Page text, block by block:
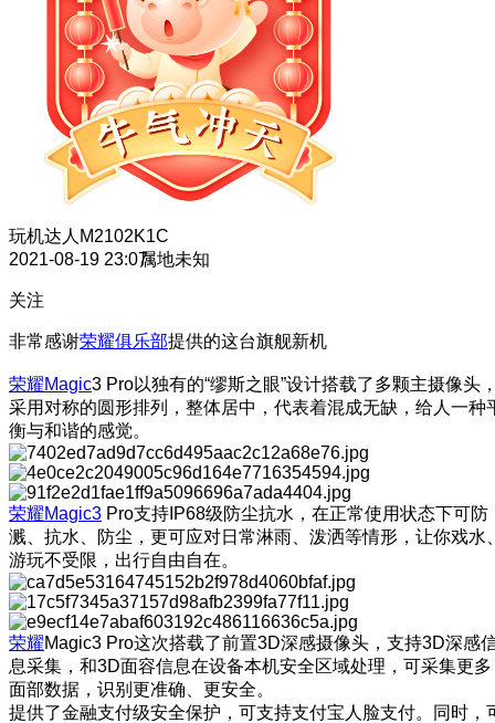
玩机达人 M2102K1C
2021-08-19 23:07属地未知
关注
非常感谢荣耀俱乐部提供的这台旗舰新机
荣耀Magic3 Pro以独有的“缪斯之眼”设计搭载了多颗主摄像头
采用对称的圆形排列，整体居中，代表着混成无缺，给人一种
衡与和谐的感觉。
荣耀Magic3 Pro支持IP68级防尘抗水，在正常使用状态下可防
溅、抗水、防尘，更可应对日常淋雨、泼洒等情形，让你戏水
游玩不受限，出行自由自在。
荣耀Magic3 Pro这次搭载了前置3D深感摄像头，支持3D深感
息采集，和3D面容信息在设备本机安全区域处理，可采集更多
面部数据，识别更准确、更安全。
提供了金融支付级安全保护，可支持支付宝人脸支付。同时，